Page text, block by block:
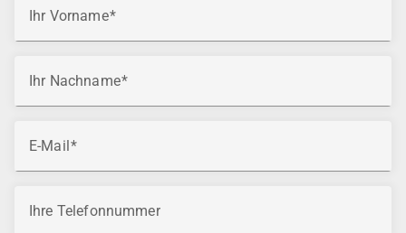
Ihr Vorname
Ihr Nachname
E-Mail
Ihre Telefonnummer